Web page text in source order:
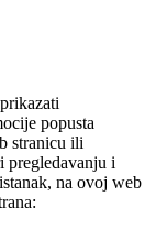
popusta
stranicu ili
pregledavanju i
na ovoj web